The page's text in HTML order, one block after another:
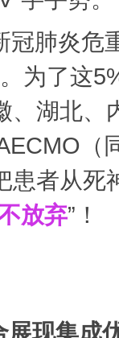
冠肺炎危
为了这
、湖北、
（
患者从死
放弃”！
展现集成